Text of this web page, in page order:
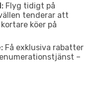
Flyg tidigt på
tenderar att
köer på
Få exklusiva rabatter
–